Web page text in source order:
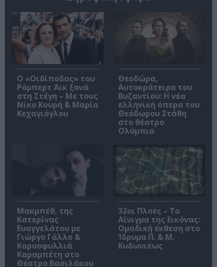
O «Οιδίποδας» του
Ρόμπερτ Άικ ξανά
στη Στέγη – Με τους
Νίκο Κουρή & Μαρία
Κεχαγιόγλου
Θεοδώρα,
Αυτοκράτειρα του
Βυζαντίου: Η νέα
ελληνική όπερα του
Θεόδωρου Στάθη
στο θέατρο
Ολύμπια
Μακμπέθ, της
Κατερίνας
Ευαγγελάτου με
Γιώργο Γάλλο &
Καρυοφυλλιά
Καραμπέτη στο
Θέατρο Βασιλάκου
32οι Πλοές – Το
Αίνιγμα της Εικόνας:
Ομαδική έκθεση στο
Ίδρυμα Π. & Μ.
Κυδωνιέως